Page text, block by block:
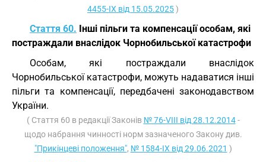
4455-IX від 15.05.2025)
Стаття 60. Інші пільги та компенсації особам, які
постраждали внаслідок Чорнобильської катастрофи
Особам, які постраждали внаслідок
Чорнобильської катастрофи, можуть надаватися інші
пільги та компенсації, передбачені законодавством
України.
( Стаття 60 в редакції Законів № 76-VIII від 28.12.2014-
щодо набрання чинності норм зазначеного Закону див.
"Прикінцеві положення", № 1584-IX від 29.06.2021 )